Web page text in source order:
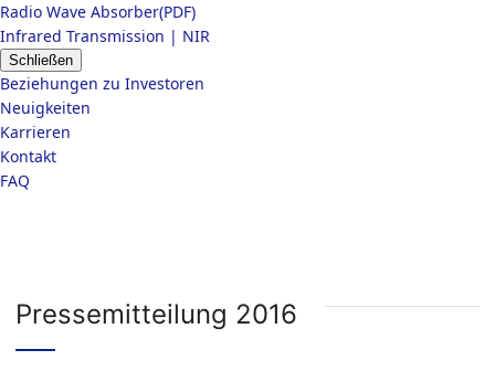
Radio Wave Absorber(PDF)
Infrared Transmission | NIR
Schließen
Beziehungen zu Investoren
Neuigkeiten
Karrieren
Kontakt
FAQ
Pressemitteilung 2016